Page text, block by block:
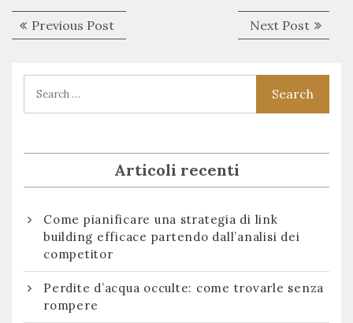
Navigazione
articoli
Previous PostPrevious
post:
Next PostNext
post:
Articoli recenti
Come pianificare una strategia di link
building efficace partendo dall’analisi dei
competitor
Perdite d’acqua occulte: come trovarle senza
rompere